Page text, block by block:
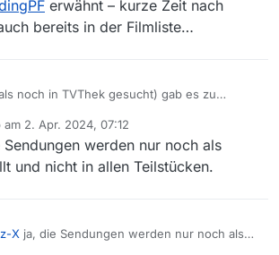
erwähnt – kurze Zeit nach
bereits in der Filmliste…
noch in TVThek gesucht) gab es zu
sie Spaß< nicht nur die ganze Sendung,
einzelne Abschnitte.
[von MediathekViewWeb] zur >Was
zu sehen:
nur ganze Sendung.
und früher auch die Abschnitte.
am 2. Apr. 2024, 07:12
von
Sendungen werden nur noch als
und nicht in allen Teilstücken.
X ja, die Sendungen werden nur noch als